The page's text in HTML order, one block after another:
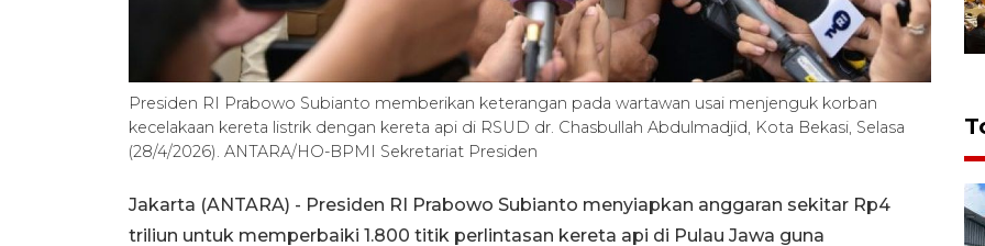
Presiden RI Prabowo Subianto memberikan keterangan pada wartawan usai menjenguk korban
kecelakaan kereta listrik dengan kereta api di RSUD dr. Chasbullah Abdulmadjid, Kota Bekasi, Selasa
(28/4/2026). ANTARA/HO-BPMI Sekretariat Presiden
Jakarta (ANTARA) - Presiden RI Prabowo Subianto menyiapkan anggaran sekitar Rp4
triliun untuk memperbaiki 1.800 titik perlintasan kereta api di Pulau Jawa guna